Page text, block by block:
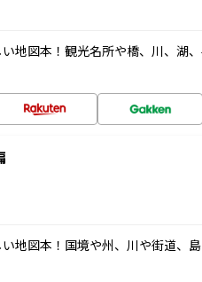
地図本！観光名所や橋、川、湖
地図本！国境や州、川や街道、